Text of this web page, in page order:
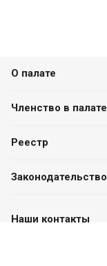
О палате
Членство в палате
Реестр
Законодательство
Наши контакты